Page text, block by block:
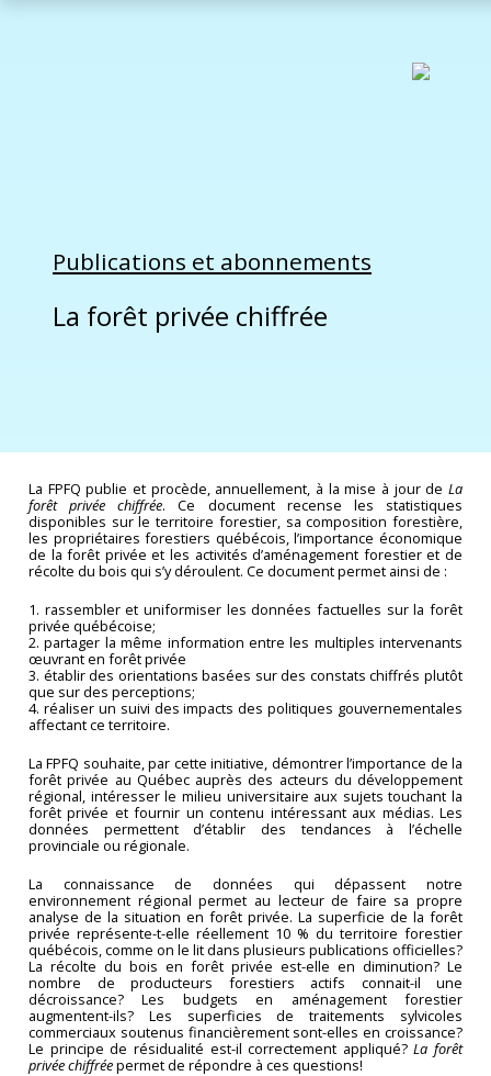
Publications et abonnements
La forêt privée chiffrée
La FPFQ publie et procède, annuellement, à la mise à jour de La
forêt privée chiffrée. Ce document recense les statistiques
disponibles sur le territoire forestier, sa composition forestière,
les propriétaires forestiers québécois, l’importance économique
de la forêt privée et les activités d’aménagement forestier et de
récolte du bois qui s’y déroulent. Ce document permet ainsi de :
1. rassembler et uniformiser les données factuelles sur la forêt
privée québécoise;
2. partager la même information entre les multiples intervenants
œuvrant en forêt privée
3. établir des orientations basées sur des constats chiffrés plutôt
que sur des perceptions;
4. réaliser un suivi des impacts des politiques gouvernementales
affectant ce territoire.
La FPFQ souhaite, par cette initiative, démontrer l’importance de la
forêt privée au Québec auprès des acteurs du développement
régional, intéresser le milieu universitaire aux sujets touchant la
forêt privée et fournir un contenu intéressant aux médias. Les
données permettent d’établir des tendances à l’échelle
provinciale ou régionale.
La connaissance de données qui dépassent notre
environnement régional permet au lecteur de faire sa propre
analyse de la situation en forêt privée. La superficie de la forêt
privée représente-t-elle réellement 10 % du territoire forestier
québécois, comme on le lit dans plusieurs publications officielles?
La récolte du bois en forêt privée est-elle en diminution? Le
nombre de producteurs forestiers actifs connait-il une
décroissance? Les budgets en aménagement forestier
augmentent-ils? Les superficies de traitements sylvicoles
commerciaux soutenus financièrement sont-elles en croissance?
Le principe de résidualité est-il correctement appliqué?La forêt
privée chiffréepermet de répondre à ces questions!